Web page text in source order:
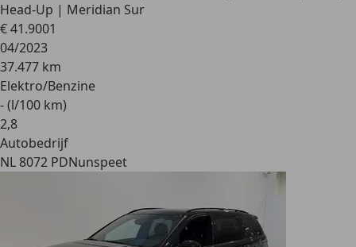
Head-Up | Meridian Sur
€ 41.9001
04/2023
37.477 km
Elektro/Benzine
- (l/100 km)
2,8
Autobedrijf
NL 8072 PDNunspeet